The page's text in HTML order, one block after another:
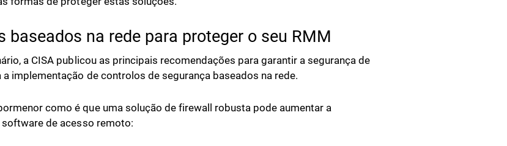
baseados na rede para proteger o seu RMM
a CISA publicou as principais recomendações para garantir a segurança de
a implementação de controlos de segurança baseados na rede.
como é que uma solução de firewall robusta pode aumentar a
de acesso remoto: